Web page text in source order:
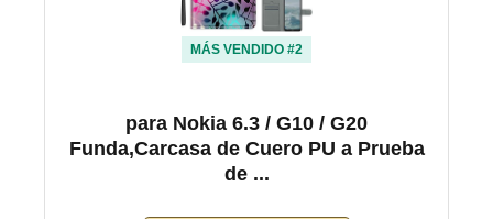
MÁS VENDIDO #2
para Nokia 6.3 / G10 / G20
Funda,Carcasa de Cuero PU a Prueba
de ...